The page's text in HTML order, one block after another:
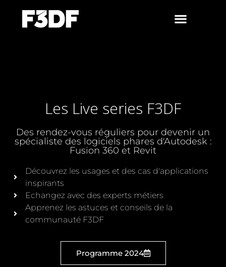
Les Live series F3DF
Des rendez-vous réguliers pour devenir un
spécialiste des logiciels phares d'Autodesk :
Fusion 360 et Revit
Découvrez les usages et des cas d'applications
inspirants
Echangez avec des experts métiers
Apprenez les astuces et conseils de la
communauté F3DF
Programme 2024